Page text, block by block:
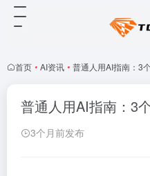
首页 • AI资讯 • 普通人用AI指南：3
普通人用AI指南：3
3个月前发布